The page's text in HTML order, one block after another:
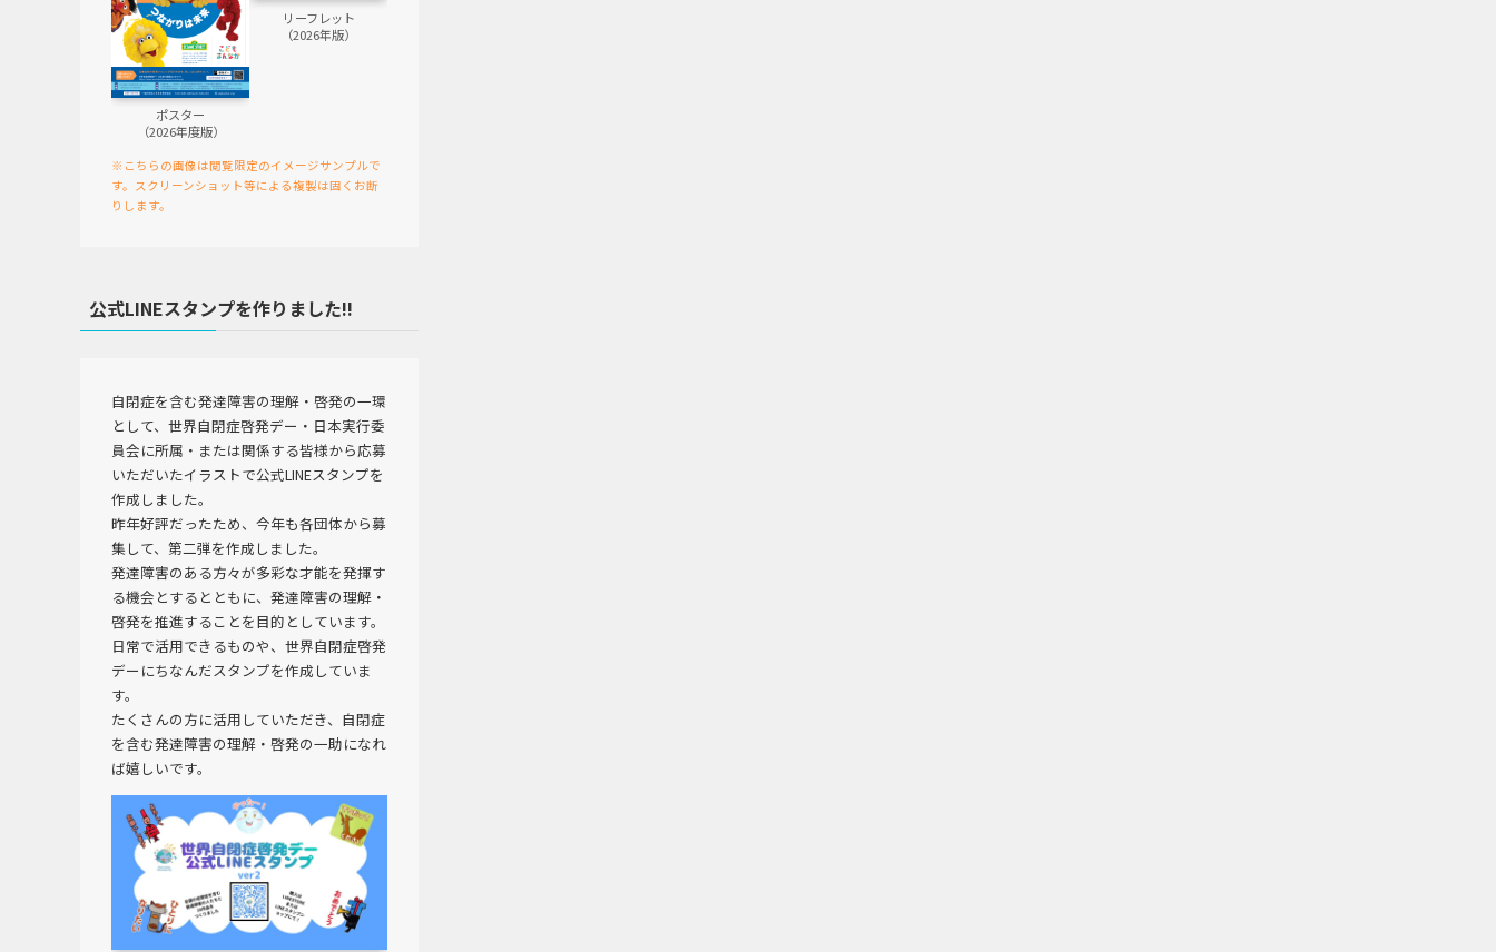
ポスター
（2026年度版）
リーフレット
（2026年版）
※こちらの画像は閲覧限定のイメージサンプルで
す。スクリーンショット等による複製は固くお断
りします。
公式LINEスタンプを作りました!!
自閉症を含む発達障害の理解・啓発の一環
として、世界自閉症啓発デー・日本実行委
員会に所属・または関係する皆様から応募
いただいたイラストで公式LINEスタンプを
作成しました。
昨年好評だったため、今年も各団体から募
集して、第二弾を作成しました。
発達障害のある方々が多彩な才能を発揮す
る機会とするとともに、発達障害の理解・
啓発を推進することを目的としています。
日常で活用できるものや、世界自閉症啓発
デーにちなんだスタンプを作成していま
す。
たくさんの方に活用していただき、自閉症
を含む発達障害の理解・啓発の一助になれ
ば嬉しいです。